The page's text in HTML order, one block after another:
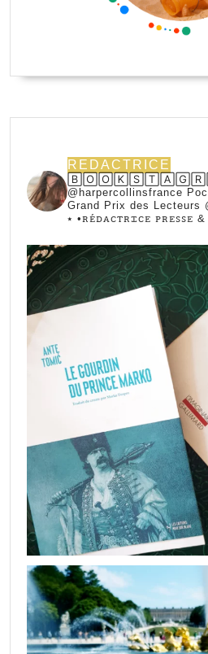
REDACTRICE
@harpercollinsfrance
Grand Prix des Lecteurs
⭑ •ꭱꭼ́ꭰꭺꮯꭲꭱꮖꮯꭼ ꮲꭱꭼꮪꮪꭼ